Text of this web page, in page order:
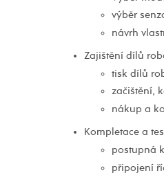
výběr
návrh
Zajištění dílů
tisk dílů
začištění,
nákup a
Kompletace a
postupná
připojení